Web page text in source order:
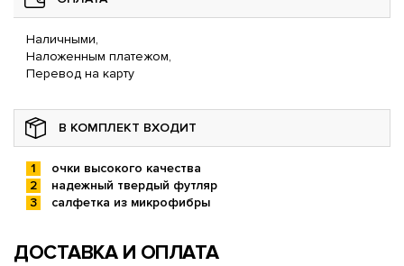
Наличными,
Наложенным платежом,
Перевод на карту
В КОМПЛЕКТ ВХОДИТ
очки высокого качества
надежный твердый футляр
салфетка из микрофибры
ДОСТАВКА И ОПЛАТА